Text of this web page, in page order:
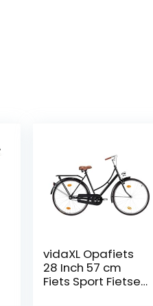
vidaXL Opafiets
28 Inch 57 cm
Fiets Sport Fietsen